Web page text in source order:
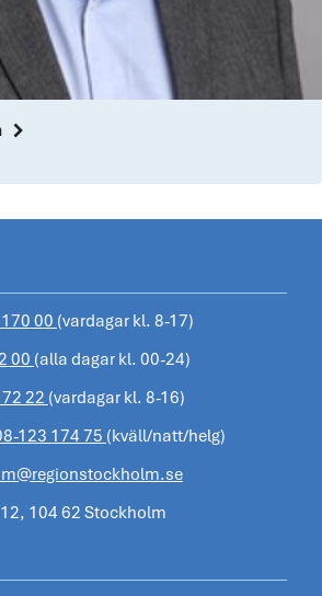
chevron_right
00 (vardagar kl. 8-17)
00 (alla dagar kl. 00-24)
22 (vardagar kl. 8-16)
123 174 75 (kväll/natt/helg)
104 62 Stockholm